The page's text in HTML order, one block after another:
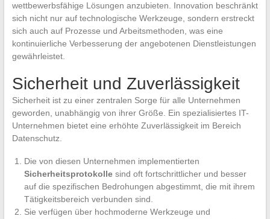
wettbewerbsfähige Lösungen anzubieten. Innovation beschränkt
sich nicht nur auf technologische Werkzeuge, sondern erstreckt
sich auch auf Prozesse und Arbeitsmethoden, was eine
kontinuierliche Verbesserung der angebotenen Dienstleistungen
gewährleistet.
Sicherheit und Zuverlässigkeit
Sicherheit ist zu einer zentralen Sorge für alle Unternehmen
geworden, unabhängig von ihrer Größe. Ein spezialisiertes IT-
Unternehmen bietet eine erhöhte Zuverlässigkeit im Bereich
Datenschutz.
Die von diesen Unternehmen implementierten
Sicherheitsprotokollesind oft fortschrittlicher und besser
auf die spezifischen Bedrohungen abgestimmt, die mit ihrem
Tätigkeitsbereich verbunden sind.
Sie verfügen über hochmoderne Werkzeuge und